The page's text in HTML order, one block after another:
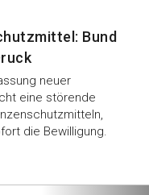
Bund
neuer
eine störende
die Bewilligung.